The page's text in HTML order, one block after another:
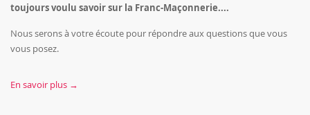
toujours voulu savoir sur la Franc-Maçonnerie....
Nous serons à votre écoute pour répondre aux questions que vous
vous posez.
En savoir plus →